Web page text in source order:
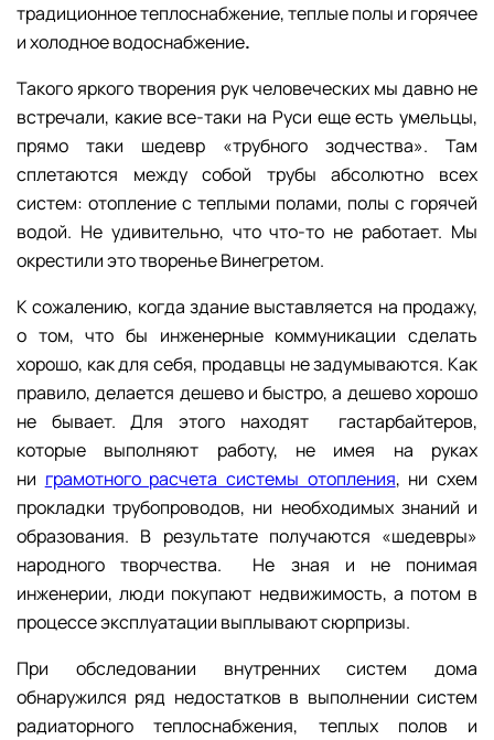
традиционное теплоснабжение, теплые полы и горячее
и холодное водоснабжение.
Такого яркого творения рук человеческих мы давно не
встречали, какие все-таки на Руси еще есть умельцы,
прямо таки шедевр «трубного зодчества». Там
сплетаются между собой трубы абсолютно всех
систем: отопление с теплыми полами, полы с горячей
водой. Не удивительно, что что-то не работает. Мы
окрестили это творенье Винегретом.
К сожалению, когда здание выставляется на продажу,
о том, что бы инженерные коммуникации сделать
хорошо, как для себя, продавцы не задумываются. Как
правило, делается дешево и быстро, а дешево хорошо
не бывает. Для этого находят гастарбайтеров,
которые выполняют работу, не имея на руках
ни грамотного расчета системы отопления, ни схем
прокладки трубопроводов, ни необходимых знаний и
образования. В результате получаются «шедевры»
народного творчества. Не зная и не понимая
инженерии, люди покупают недвижимость, а потом в
процессе эксплуатации выплывают сюрпризы.
При обследовании внутренних систем дома
обнаружился ряд недостатков в выполнении систем
радиаторного теплоснабжения, теплых полов и